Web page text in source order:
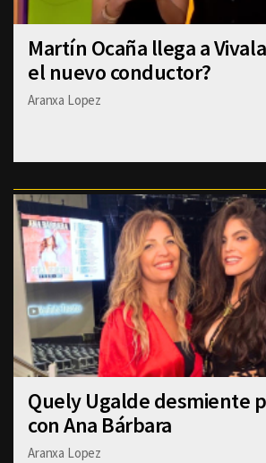
Martín Ocaña llega a
el nuevo conductor?
Aranxa Lopez
Quely Ugalde desmiente
con Ana Bárbara
Aranxa Lopez